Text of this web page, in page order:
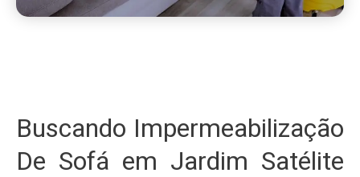
Buscando Impermeabilização
De Sofá em Jardim Satélite